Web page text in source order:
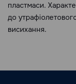
пластмаси.
до
висихання.